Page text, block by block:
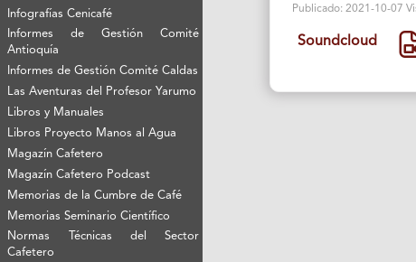
Infografías Cenicafé
Informes de Gestión Comité
Antioquía
Informes de Gestión Comité Caldas
Las Aventuras del Profesor Yarumo
Libros y Manuales
Libros Proyecto Manos al Agua
Magazín Cafetero
Magazín Cafetero Podcast
Memorias de la Cumbre de Café
Memorias Seminario Científico
Normas Técnicas del Sector
Cafetero
Publicado: 2021-10-07
Soundcloud